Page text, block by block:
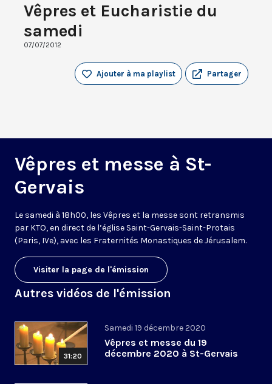
Vêpres et Eucharistie du
samedi
07/07/2012
Partager
Ajouter à ma playlist
Vêpres et messe à St-
Gervais
Le samedi à 18h00, les Vêpres et la messe sont retransmis
par KTO, en direct de l’église Saint-Gervais-Saint-Protais
(Paris, IVe), avec les Fraternités Monastiques de Jérusalem.
Visiter la page de l'émission
Autres vidéos de l'émission
31:20
Samedi 19 décembre 2020
Vêpres et messe du 19
décembre 2020 à St-Gervais